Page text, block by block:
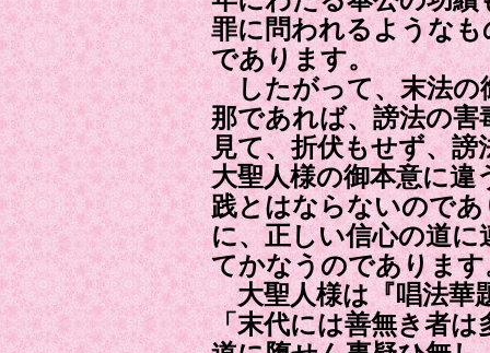
罪に問われるような
であります。
したがって、末法の
那であれば、謗法の
見て、折伏もせず、
大聖人様の御本意に違
践とはならないので
に、正しい信心の道
てかなうのであります
大聖人様は『唱法華
「末代には善無き者は